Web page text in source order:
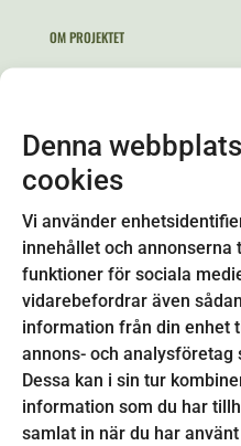
Denna
cookies
Vi använder
innehållet och
funktioner för sociala
vidarebefordrar även
information från din enhet
annons- och
Dessa kan i sin tur
information som du har
samlat in när du har
OM PROJEKTET
Projektägare
Projektägare här
Projektledare
Namn Namnsson
Telefonnummer
E-postadress
Webb och sociala medier
Facebook
Webbplats
Youtube